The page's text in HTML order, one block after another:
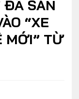
NGHIỆP
ĐÃ SẴN
“XE
MỚI” TỪ